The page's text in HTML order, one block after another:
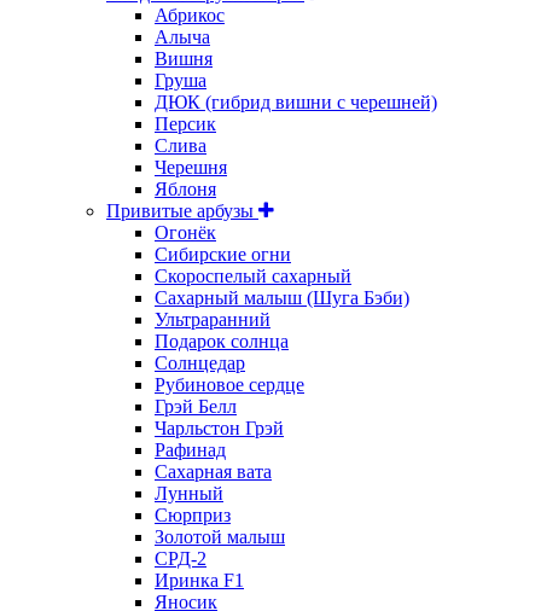
Абрикос
Алыча
Вишня
Груша
ДЮК (гибрид вишни с черешней)
Персик
Слива
Черешня
Яблоня
Привитые арбузы
Огонёк
Сибирские огни
Скороспелый сахарный
Сахарный малыш (Шуга Бэби)
Ультраранний
Подарок солнца
Солнцедар
Рубиновое сердце
Грэй Белл
Чарльстон Грэй
Рафинад
Сахарная вата
Лунный
Сюрприз
Золотой малыш
СРД-2
Иринка F1
Яносик